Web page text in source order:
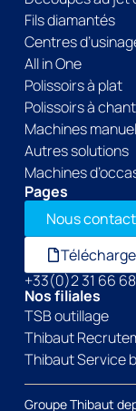
Fils diamantés
Centres
All in One
Polissoirs à plat
Polissoirs à
Machines
Autres solutions
Machines
Pages
Nous
+33(0)2 31 66
Nos filiales
TSB outillage
Thibaut
Thibaut Service
Groupe Thibaut